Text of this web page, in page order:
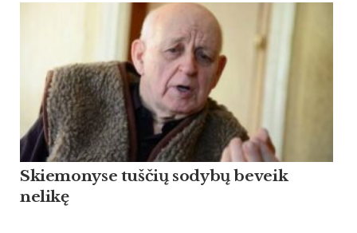
Skiemonyse tuščių sodybų beveik
nelikę